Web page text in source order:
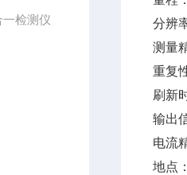
检测仪
分辨
测量
重复
刷新
输出
电流
地点